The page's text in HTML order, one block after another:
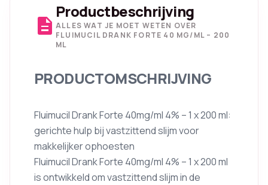
description
Productbeschrijving
ALLES WAT JE MOET WETEN OVER
FLUIMUCIL DRANK FORTE 40 MG/ML – 200
ML
PRODUCTOMSCHRIJVING
Fluimucil Drank Forte 40mg/ml 4% – 1 x 200 ml:
gerichte hulp bij vastzittend slijm voor
makkelijker ophoesten
Fluimucil Drank Forte 40mg/ml 4% – 1 x 200 ml
is ontwikkeld om vastzittend slijm in de